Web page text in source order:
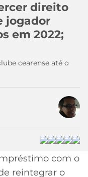
direito
jogador
em 2022;
cearense até o
com o
reintegrar o